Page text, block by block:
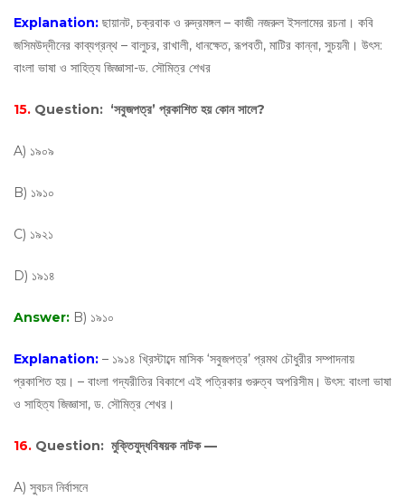
Explanation: ছায়ানট, চক্রবাক ও রুদ্রমঙ্গল – কাজী নজরুল ইসলামের রচনা। কবি
জসিমউদ্‌দীনের কাব্যগ্রন্থ – বালুচর, রাখালী, ধানক্ষেত, রূপবতী, মাটির কান্না, সুচয়নী। উৎস:
বাংলা ভাষা ও সাহিত্য জিজ্ঞাসা-ড. সৌমিত্র শেখর
15. Question: ‘সবুজপত্র’ প্রকাশিত হয় কোন সালে?
A) ১৯০৯
B) ১৯১০
C) ১৯২১
D) ১৯১৪
Answer: B) ১৯১০
Explanation: – ১৯১৪ খ্রিস্টাব্দে মাসিক ‘সবুজপত্র’ প্রমথ চৌধুরীর সম্পাদনায়
প্রকাশিত হয়। – বাংলা গদ্যরীতির বিকাশে এই পত্রিকার গুরুত্ব অপরিসীম। উৎস: বাংলা ভাষা
ও সাহিত্য জিজ্ঞাসা, ড. সৌমিত্র শেখর।
16. Question: মুক্তিযুদ্ধবিষয়ক নাটক —
A) সুবচন নির্বাসনে